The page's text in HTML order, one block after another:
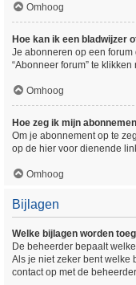
Omhoog
Hoe kan ik een bladwijzer
Je abonneren op een
“Abonneer forum” te
Omhoog
Hoe zeg ik mijn
Om je abonnement op te
op de hier voor dienende
Omhoog
Bijlagen
Welke bijlagen worden
De beheerder bepaalt
Als je niet zeker bent welke
contact op met de